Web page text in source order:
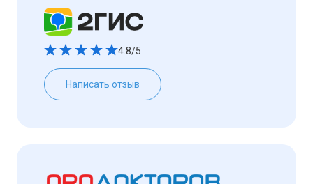
4.8/5
Написать отзыв